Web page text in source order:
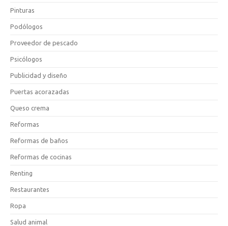
Pinturas
Podólogos
Proveedor de pescado
Psicólogos
Publicidad y diseño
Puertas acorazadas
Queso crema
Reformas
Reformas de baños
Reformas de cocinas
Renting
Restaurantes
Ropa
Salud animal